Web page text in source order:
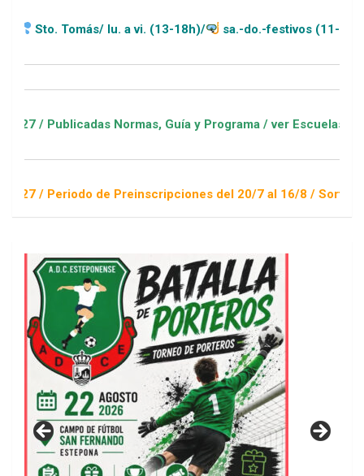
vi. (13-18h)/ sa.-do.-festivos (11-20h)
Guía y Programa / ver Escuelas Deportivas
del 20/7 al 16/8 / Sorteo 1 de septiembre